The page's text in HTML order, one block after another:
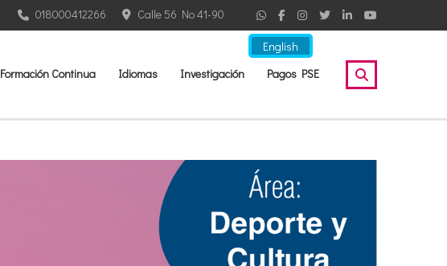
English
Calle 56 No 41-90
018000412266
Formación Continua Idiomas Investigación Pagos PSE